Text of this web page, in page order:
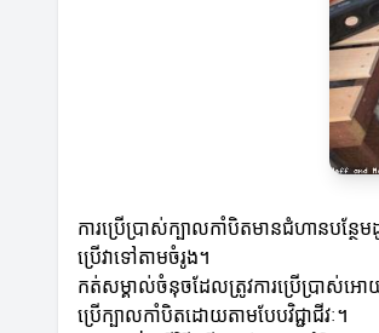
ការប្រើប្រាស់ក្បាលកាំបិតមានជំហានបន្ថែម
ប្រើវាទៅតាមចំរូង។
កត់សម្គាល់ចំនុចដែលត្រូវការប្រើប្រាស់អោ
ប្រើក្បាលកាំបិតដោយតាមបែបវិជ្ជាជីវៈ។